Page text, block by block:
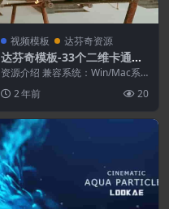
视频模板 达芬奇资源
达芬奇模板-33个二维卡通手
绘MG图形动画
资源介绍 兼容系统：Win/Mac系
本 分辨...
2 年前 20